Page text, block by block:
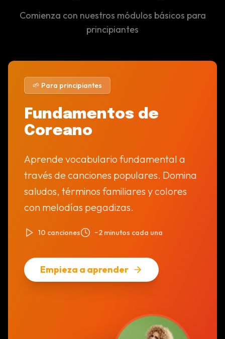
Comienza con nuestros módulos básicos para
principiantes
🌱 Para principiantes
Fundamentos de
Coreano
Aprende vocabulario fundamental a
través de canciones populares. Domina
saludos, términos familiares y colores
con melodías pegadizas.
10 canciones ~2 minutos cada una
Empieza a aprender